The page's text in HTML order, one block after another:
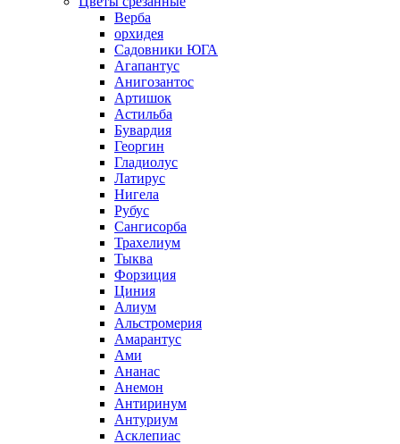
Верба
орхидея
Садовники ЮГА
Агапантус
Анигозантос
Артишок
Астильба
Бувардия
Георгин
Гладиолус
Латирус
Нигела
Рубус
Сангисорба
Трахелиум
Тыква
Форзиция
Циния
Алиум
Альстромерия
Амарантус
Ами
Ананас
Анемон
Антиринум
Антуриум
Асклепиас